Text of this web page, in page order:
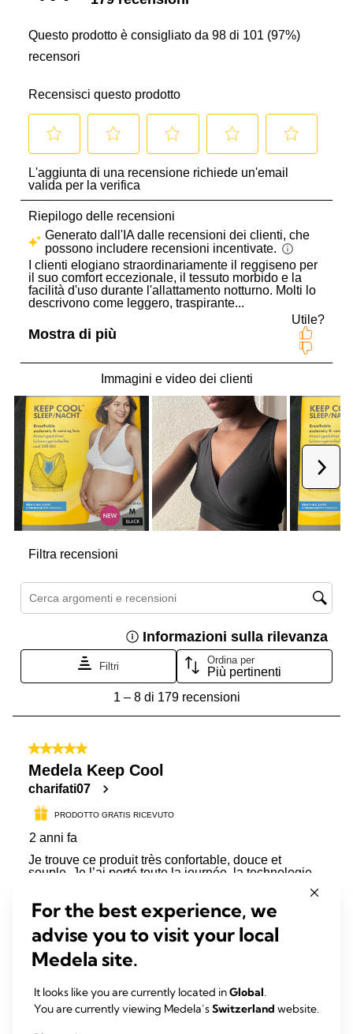
For the best experience, we
advise you to visit your local
Medela site.
It looks like you are currently located inGlobal.
You are currently viewing Medela’sSwitzerland website.